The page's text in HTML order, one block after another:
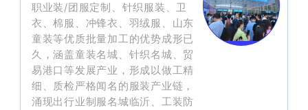
职业装/团服定制、针织服装、卫
衣、棉服、冲锋衣、羽绒服、山东
童装等优质批量加工的优势成形已
久，涵盖童装名城、针织名城、贸
易港口等发展产业，形成以做工精
细、质检严格闻名的服装产业链，
涌现出行业制服名城临沂、工装防